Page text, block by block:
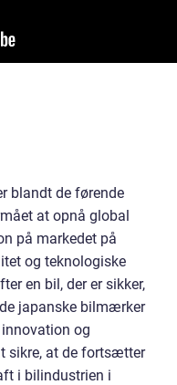
blandt de førende
at opnå global
på markedet på
og teknologiske
en bil, der er sikker,
japanske bilmærker
og
sikre, at de fortsætter
i bilindustrien i